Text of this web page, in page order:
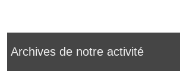
Archives de notre activité